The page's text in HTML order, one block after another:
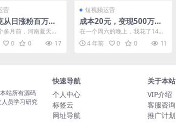
营
从日涨粉百万到
1万，只用了3个
多月前，河南夏天的
？暴雨过后，很多企
捐款支援河南的...
0 0 17
短视频运营
成本20元，变现500万？
播放量超465亿的解压视
频到底有什么门道
在一个周六的晚上，我花了14分
45秒的时间，在B站上完整地看
完了一个弄倒多米诺骨...
4 年前 0 0 11
站所有源码
员学习研究
快速导航
个人中心
标签云
网址导航
关于本站
VIP介绍
客服咨询
推广计划